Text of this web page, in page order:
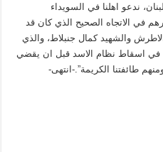
ندعو اهلنا في السويداء
في الاتجاه الصحيح الذي كان قد
والشهيد كمال جنبلاط، والذي
في اسقاط نظام الاسد قبل ان يقضي
طائفتنا الكريمة”.-انتهى-